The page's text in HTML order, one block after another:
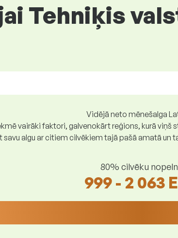
Tehniķis
Vidējā neto mēnešalga
vairāki faktori, galvenokārt reģions, kurā viņš
savu algu ar citiem cilvēkiem tajā pašā amatā un
80% cilvēku
999 - 2 063